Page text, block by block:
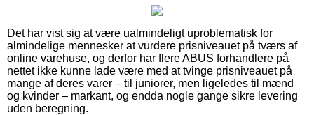
Det har vist sig at være ualmindeligt uproblematisk for
almindelige mennesker at vurdere prisniveauet på tværs af
online varehuse, og derfor har flere ABUS forhandlere på
nettet ikke kunne lade være med at tvinge prisniveauet på
mange af deres varer – til juniorer, men ligeledes til mænd
og kvinder – markant, og endda nogle gange sikre levering
uden beregning.